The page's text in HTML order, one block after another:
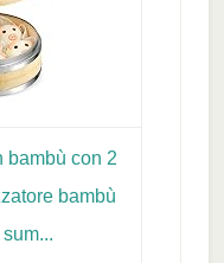
bambù con 2
bambù